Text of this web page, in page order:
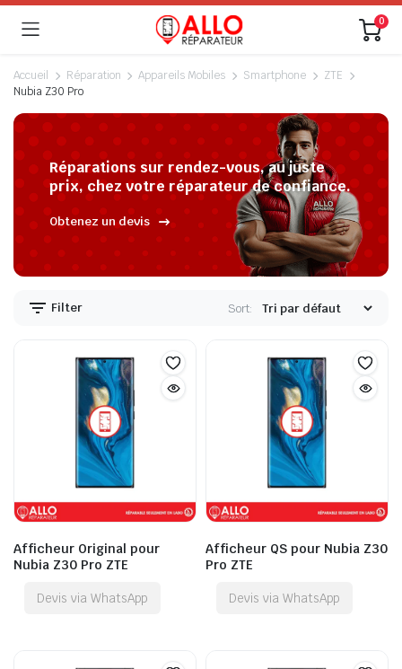
0
Accueil Réparation Appareils Mobiles Smartphone
ZTE
Nubia Z30 Pro
Réparations sur rendez-vous, au juste
prix, chez votre réparateur de confiance.
Obtenez un devis
Filter Sort:
Afficheur Original pour
Nubia Z30 Pro ZTE
Devis via WhatsApp
Afficheur QS pour Nubia Z30
Pro ZTE
Devis via WhatsApp